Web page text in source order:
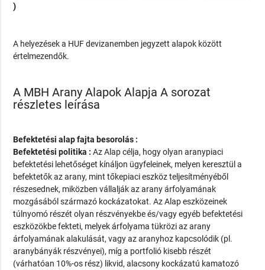
)
A helyezések a HUF devizanemben jegyzett alapok között
értelmezendők.
A MBH Arany Alapok Alapja A sorozat
részletes leírása
Befektetési alap fajta besorolás :
Befektetési politika :Az Alap célja, hogy olyan aranypiaci
befektetési lehetőséget kínáljon ügyfeleinek, melyen keresztül a
befektetők az arany, mint tőkepiaci eszköz teljesítményéből
részesednek, miközben vállalják az arany árfolyamának
mozgásából származó kockázatokat. Az Alap eszközeinek
túlnyomó részét olyan részvényekbe és/vagy egyéb befektetési
eszközökbe fekteti, melyek árfolyama tükrözi az arany
árfolyamának alakulását, vagy az aranyhoz kapcsolódik (pl.
aranybányák részvényei), míg a portfolió kisebb részét
(várhatóan 10%-os rész) likvid, alacsony kockázatú kamatozó